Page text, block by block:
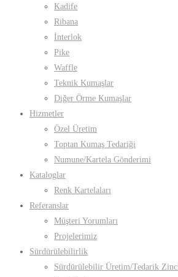
Kadife
Ribana
İnterlok
Pike
Waffle
Teknik Kumaşlar
Diğer Örme Kumaşlar
Hizmetler
Özel Üretim
Toptan Kumaş Tedariği
Numune/Kartela Gönderimi
Kataloglar
Renk Kartelaları
Referanslar
Müşteri Yorumları
Projelerimiz
Sürdürülebilirlik
Sürdürülebilir Üretim/Tedarik